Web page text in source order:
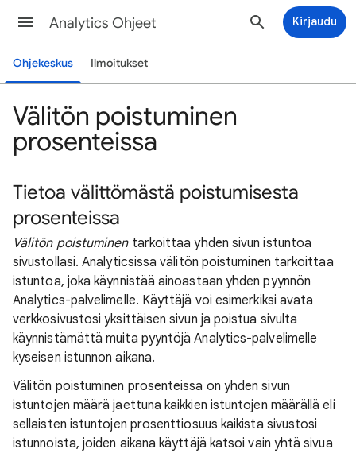
Analytics Ohjeet Kirjaudu
Ohjekeskus Ilmoitukset
Välitön poistuminen
prosenteissa
Tietoa välittömästä poistumisesta
prosenteissa
Välitön poistuminentarkoittaa yhden sivun istuntoa
sivustollasi. Analyticsissa välitön poistuminen tarkoittaa
istuntoa, joka käynnistää ainoastaan yhden pyynnön
Analytics-palvelimelle. Käyttäjä voi esimerkiksi avata
verkkosivustosi yksittäisen sivun ja poistua sivulta
käynnistämättä muita pyyntöjä Analytics-palvelimelle
kyseisen istunnon aikana.
Välitön poistuminen prosenteissa on yhden sivun
istuntojen määrä jaettuna kaikkien istuntojen määrällä eli
sellaisten istuntojen prosenttiosuus kaikista sivustosi
istunnoista, joiden aikana käyttäjä katsoi vain yhtä sivua